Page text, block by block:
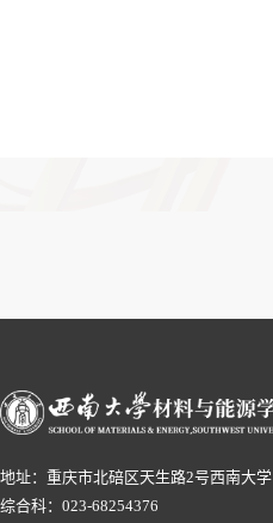
地址：重庆市北碚区天生路2号西南大学
综合科：023-68254376